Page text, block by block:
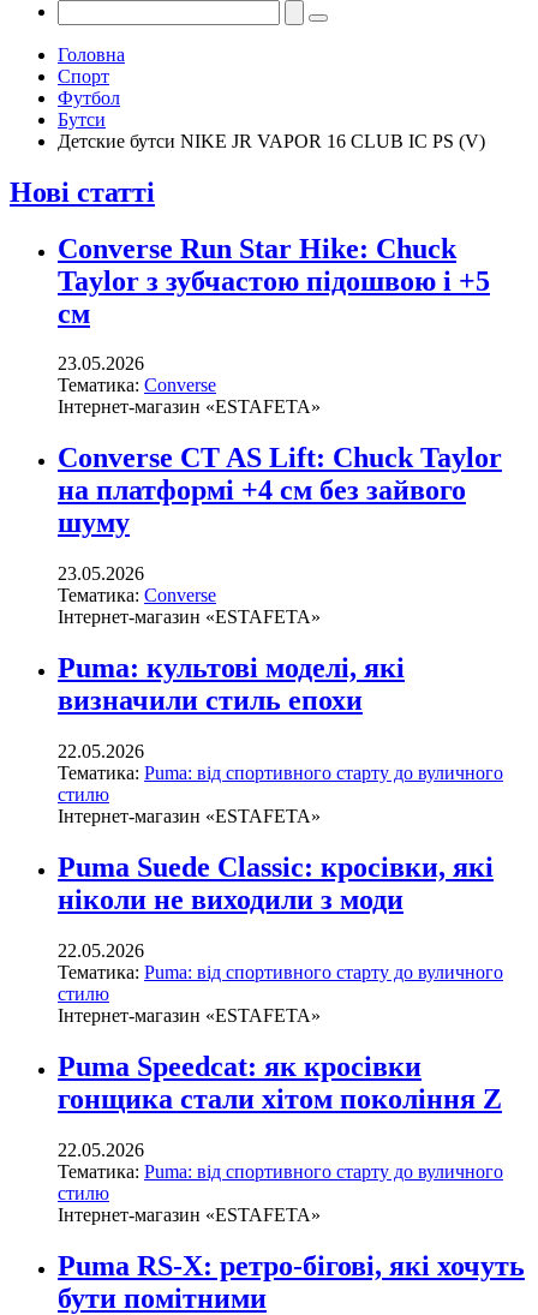
Головна
Спорт
Футбол
Бутси
Детские бутси NIKE JR VAPOR 16 CLUB IC PS (V)
Нові статті
Converse Run Star Hike: Chuck
Taylor з зубчастою підошвою і +5
см
23.05.2026
Тематика: Converse
Інтернет-магазин «ESTAFETA»
Converse CT AS Lift: Chuck Taylor
на платформі +4 см без зайвого
шуму
23.05.2026
Тематика: Converse
Інтернет-магазин «ESTAFETA»
Puma: культові моделі, які
визначили стиль епохи
22.05.2026
Тематика: Puma: від спортивного старту до вуличного
стилю
Інтернет-магазин «ESTAFETA»
Puma Suede Classic: кросівки, які
ніколи не виходили з моди
22.05.2026
Тематика: Puma: від спортивного старту до вуличного
стилю
Інтернет-магазин «ESTAFETA»
Puma Speedcat: як кросівки
гонщика стали хітом покоління Z
22.05.2026
Тематика: Puma: від спортивного старту до вуличного
стилю
Інтернет-магазин «ESTAFETA»
Puma RS-X: ретро-бігові, які хочуть
бути помітними